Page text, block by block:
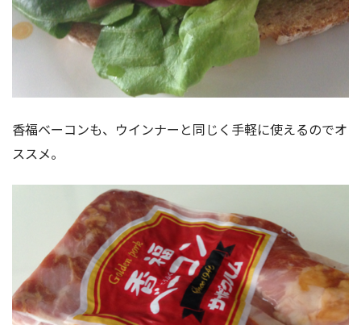
香福ベーコンも、ウインナーと同じく手軽に使えるのでオ
ススメ。